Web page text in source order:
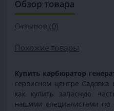
Обзор товара
Отзывов (0)
Похожие товары
Купить карбюратор
сервисном центре
как купить запасную
нашими специалистами по